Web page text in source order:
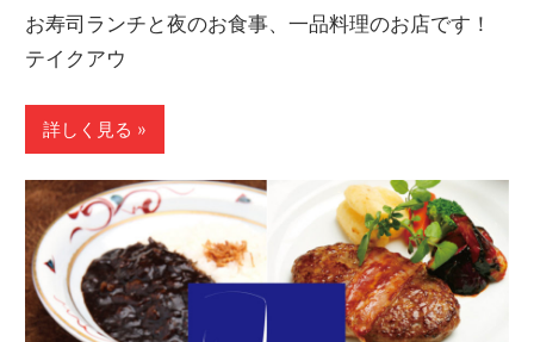
お寿司ランチと夜のお食事、一品料理のお店です！
テイクアウ
詳しく見る